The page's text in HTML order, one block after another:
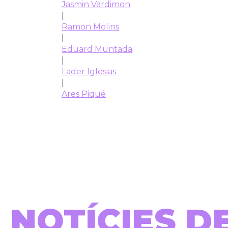
Jasmin Vardimon
Ramon Molins
Eduard Muntada
Lader Iglesias
Ares Piqué